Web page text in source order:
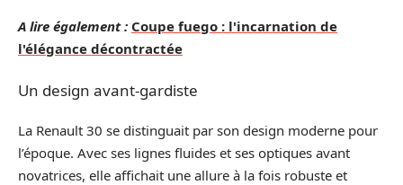
A lire également : Coupe fuego : l'incarnation de
l'élégance décontractée
Un design avant-gardiste
La Renault 30 se distinguait par son design moderne pour
l’époque. Avec ses lignes fluides et ses optiques avant
novatrices, elle affichait une allure à la fois robuste et